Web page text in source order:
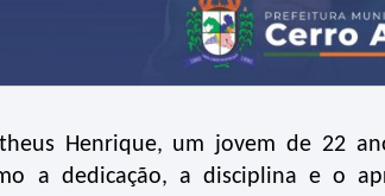
Henrique, um jovem de 22
a dedicação, a disciplina e o